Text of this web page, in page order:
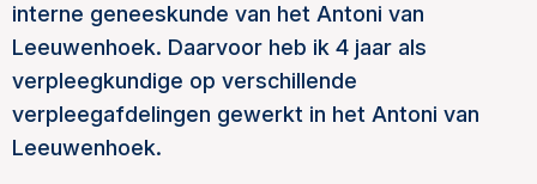
interne geneeskunde van het Antoni van
Leeuwenhoek. Daarvoor heb ik 4 jaar als
verpleegkundige op verschillende
verpleegafdelingen gewerkt in het Antoni van
Leeuwenhoek.